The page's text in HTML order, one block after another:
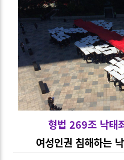
형법 269조낙태
여성인권 침해하는